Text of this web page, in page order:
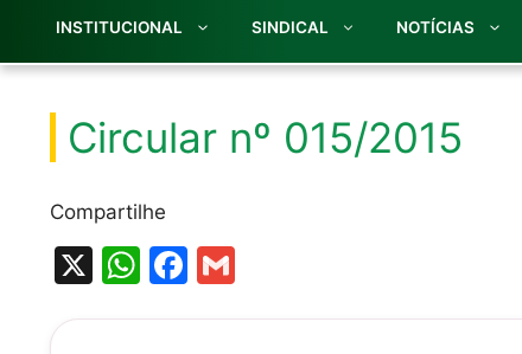
INSTITUCIONAL SINDICAL NOTÍCIAS
Circular nº 015/2015
Compartilhe
X
W F